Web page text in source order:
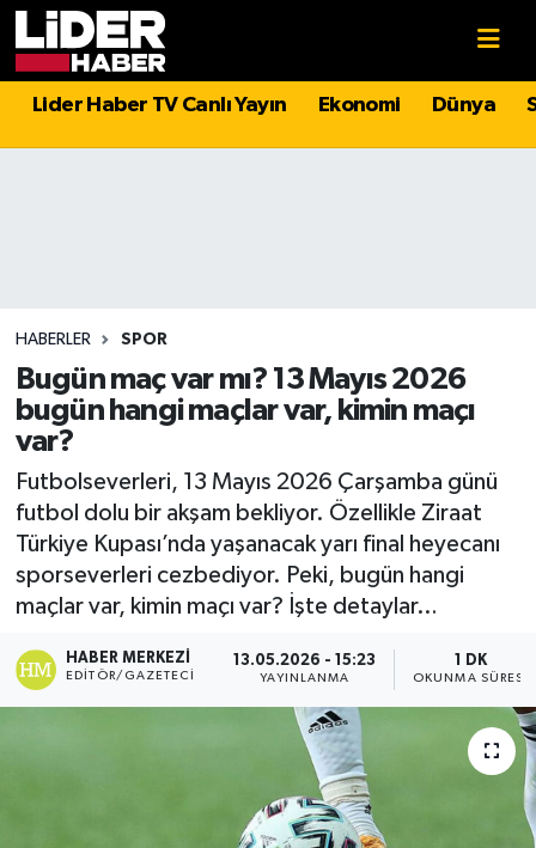
Lider Haber TV Canlı Yayın Ekonomi Dünya
HABERLER SPOR
Bugün maç var mı? 13 Mayıs 2026
bugün hangi maçlar var, kimin maçı
var?
Futbolseverleri, 13 Mayıs 2026 Çarşamba günü
futbol dolu bir akşam bekliyor. Özellikle Ziraat
Türkiye Kupası’nda yaşanacak yarı final heyecanı
sporseverleri cezbediyor. Peki, bugün hangi
maçlar var, kimin maçı var? İşte detaylar…
HABER MERKEZI
EDITÖR/GAZETECI
13.05.2026 - 15:23
YAYINLANMA
1 DK
OKUNMA SÜRESI
Politika
Magazin
Spor
Sağlık
Teknoloji
Turizm
Hava Durumu
Süper Lig Puan Durumu ve Fikstür
Tüm Manşetler
Son Dakika Haberleri
Haber Arşivi